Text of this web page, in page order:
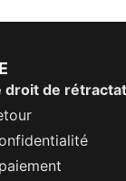
droit de